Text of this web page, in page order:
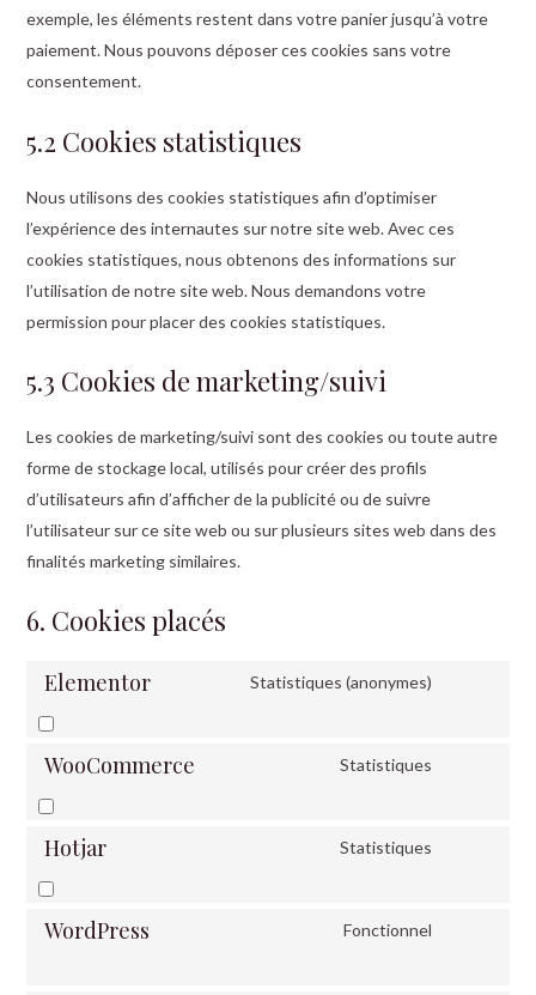
exemple, les éléments restent dans votre panier jusqu’à votre
paiement. Nous pouvons déposer ces cookies sans votre
consentement.
5.2 Cookies statistiques
Nous utilisons des cookies statistiques afin d’optimiser
l’expérience des internautes sur notre site web. Avec ces
cookies statistiques, nous obtenons des informations sur
l’utilisation de notre site web. Nous demandons votre
permission pour placer des cookies statistiques.
5.3 Cookies de marketing/suivi
Les cookies de marketing/suivi sont des cookies ou toute autre
forme de stockage local, utilisés pour créer des profils
d’utilisateurs afin d’afficher de la publicité ou de suivre
l’utilisateur sur ce site web ou sur plusieurs sites web dans des
finalités marketing similaires.
6. Cookies placés
Elementor Statistiques (anonymes)
WooCommerce Statistiques
Hotjar Statistiques
WordPress Fonctionnel